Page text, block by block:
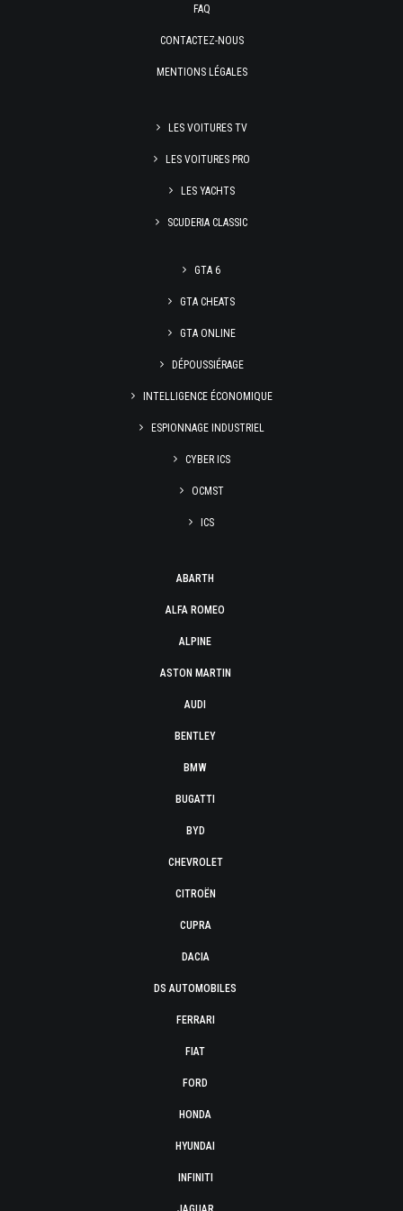
FAQ
CONTACTEZ-NOUS
MENTIONS LÉGALES
LES VOITURES TV
LES VOITURES PRO
LES YACHTS
SCUDERIA CLASSIC
GTA 6
GTA CHEATS
GTA ONLINE
DÉPOUSSIÉRAGE
INTELLIGENCE ÉCONOMIQUE
ESPIONNAGE INDUSTRIEL
CYBER ICS
OCMST
ICS
ABARTH
ALFA ROMEO
ALPINE
ASTON MARTIN
AUDI
BENTLEY
BMW
BUGATTI
BYD
CHEVROLET
CITROËN
CUPRA
DACIA
DS AUTOMOBILES
FERRARI
FIAT
FORD
HONDA
HYUNDAI
INFINITI